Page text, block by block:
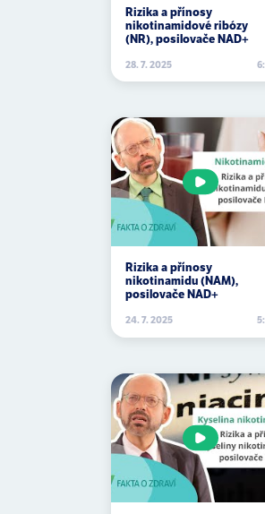
Rizika a přínosy
nikotinamidové ribózy
(NR), posilovače NAD+
28. 7. 2025
Rizika a přínosy
nikotinamidu (NAM),
posilovače NAD+
24. 7. 2025